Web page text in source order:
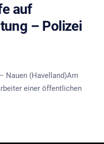
auf
– Polizei
Nauen (Havelland)Am
einer öffentlichen